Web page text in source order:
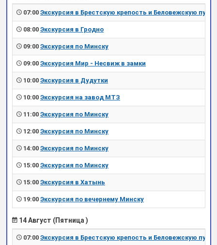
07:00 Экскурсия в Брестскую крепость и Беловежскую пущу
08:00 Экскурсия в Гродно
09:00 Экскурсия по Минску
09:00 Экскурсия Мир - Несвиж в замки
10:00 Экскурсия в Дудутки
10:00 Экскурсия на завод МТЗ
11:00 Экскурсия по Минску
12:00 Экскурсия по Минску
14:00 Экскурсия по Минску
15:00 Экскурсия по Минску
15:00 Экскурсия в Хатынь
19:00 Экскурсия по вечернему Минску
14 Август (Пятница )
07:00 Экскурсия в Брестскую крепость и Беловежскую пущу